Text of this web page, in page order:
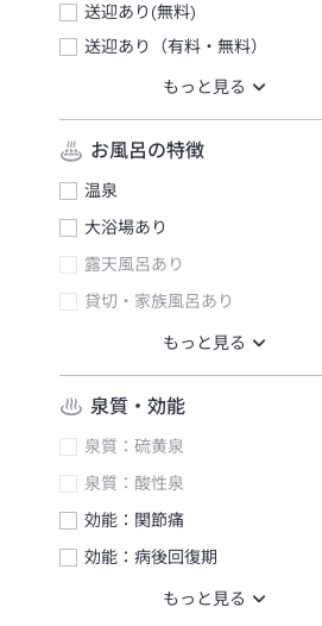
送迎あり(無料)
送迎あり（有料・無料）
お風呂の特徴
温泉
大浴場あり
露天風呂あり
貸切・家族風呂あり
泉質・効能
泉質：硫黄泉
泉質：酸性泉
効能：関節痛
効能：病後回復期